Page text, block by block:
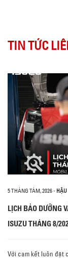
TIN TỨC
5 THÁNG TÁM, 2026-
LỊCH BẢO DƯỠNG
ISUZU THÁNG 8/
Với cam kết luôn đặt